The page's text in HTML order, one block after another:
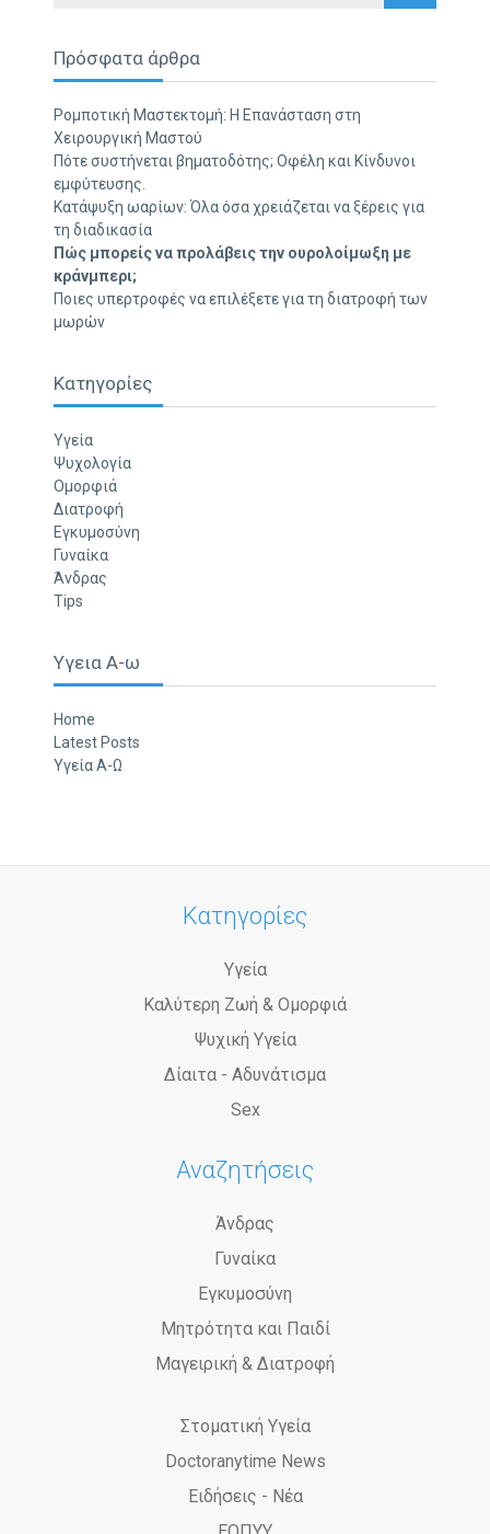
Πρόσφατα άρθρα
Ρομποτική Μαστεκτομή: Η Επανάσταση στη
Χειρουργική Μαστού
Πότε συστήνεται βηματοδότης; Οφέλη και Κίνδυνοι
εμφύτευσης.
Κατάψυξη ωαρίων: Όλα όσα χρειάζεται να ξέρεις για
τη διαδικασία
Πώς μπορείς να προλάβεις την ουρολοίμωξη με
κράνμπερι;
Ποιες υπερτροφές να επιλέξετε για τη διατροφή των
μωρών
Κατηγορίες
Υγεία
Ψυχολογία
Ομορφιά
Διατροφή
Εγκυμοσύνη
Γυναίκα
Άνδρας
Tips
Υγεια Α-ω
Home
Latest Posts
Υγεία Α-Ω
Κατηγορίες
Υγεία
Καλύτερη Ζωή & Ομορφιά
Ψυχική Υγεία
Δίαιτα - Αδυνάτισμα
Sex
Αναζητήσεις
Άνδρας
Γυναίκα
Εγκυμοσύνη
Μητρότητα και Παιδί
Μαγειρική & Διατροφή
Στοματική Υγεία
Doctoranytime News
Ειδήσεις - Νέα